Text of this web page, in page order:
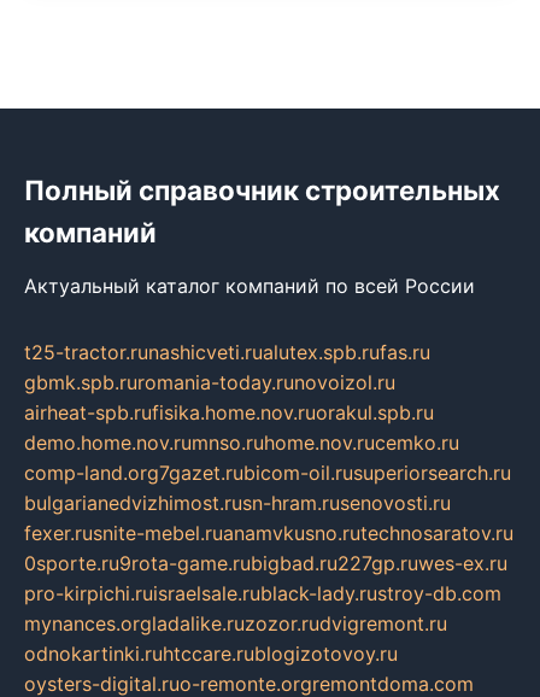
Полный справочник строительных
компаний
Актуальный каталог компаний по всей России
t25-tractor.runashicveti.rualutex.spb.rufas.ru
gbmk.spb.ruromania-today.runovoizol.ru
airheat-spb.rufisika.home.nov.ruorakul.spb.ru
demo.home.nov.rumnso.ruhome.nov.rucemko.ru
comp-land.org7gazet.rubicom-oil.rusuperiorsearch.ru
bulgarianedvizhimost.rusn-hram.rusenovosti.ru
fexer.rusnite-mebel.ruanamvkusno.rutechnosaratov.ru
0sporte.ru9rota-game.rubigbad.ru227gp.ruwes-ex.ru
pro-kirpichi.ruisraelsale.rublack-lady.rustroy-db.com
mynances.orgladalike.ruzozor.rudvigremont.ru
odnokartinki.ruhtccare.rublogizotovoy.ru
oysters-digital.ruo-remonte.orgremontdoma.com